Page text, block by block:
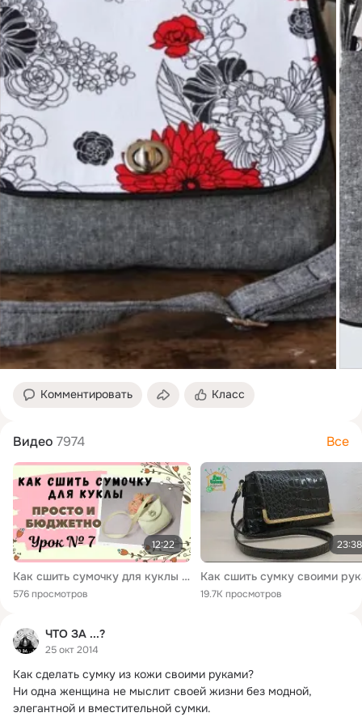
Комментировать Класс
Видео 7974 Все
12:22
Как сшить сумочку для куклы своими руками.+БЕСПЛАТНАЯ ВЫКРОЙКА. МК урок №7
576 просмотров
23:38
19.7K просмотров
ЧТО ЗА ...?
25 окт 2014
Как сделать сумку из кожи своими руками?
Ни одна женщина не мыслит своей жизни без модной,
элегантной и вместительной сумки.